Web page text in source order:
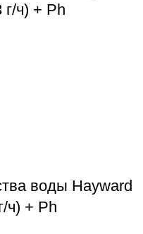
ч) + Ph
воды Hayward
ч) + Ph